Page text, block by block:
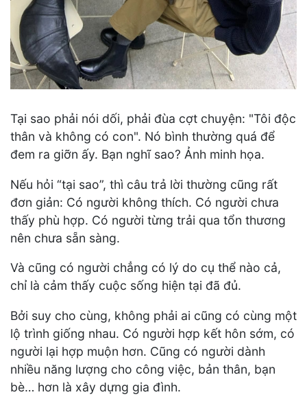
Tại sao phải nói dối, phải đùa cợt chuyện: "Tôi độc
thân và không có con". Nó bình thường quá để
đem ra giỡn ấy. Bạn nghĩ sao? Ảnh minh họa.
Nếu hỏi “tại sao”, thì câu trả lời thường cũng rất
đơn giản: Có người không thích. Có người chưa
thấy phù hợp. Có người từng trải qua tổn thương
nên chưa sẵn sàng.
Và cũng có người chẳng có lý do cụ thể nào cả,
chỉ là cảm thấy cuộc sống hiện tại đã đủ.
Bởi suy cho cùng, không phải ai cũng có cùng một
lộ trình giống nhau. Có người hợp kết hôn sớm, có
người lại hợp muộn hơn. Cũng có người dành
nhiều năng lượng cho công việc, bản thân, bạn
bè… hơn là xây dựng gia đình.